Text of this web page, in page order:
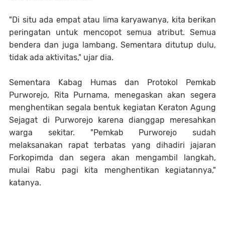
"Di situ ada empat atau lima karyawanya, kita berikan
peringatan untuk mencopot semua atribut. Semua
bendera dan juga lambang. Sementara ditutup dulu,
tidak ada aktivitas," ujar dia.
Sementara Kabag Humas dan Protokol Pemkab
Purworejo, Rita Purnama, menegaskan akan segera
menghentikan segala bentuk kegiatan Keraton Agung
Sejagat di Purworejo karena dianggap meresahkan
warga sekitar. "Pemkab Purworejo sudah
melaksanakan rapat terbatas yang dihadiri jajaran
Forkopimda dan segera akan mengambil langkah,
mulai Rabu pagi kita menghentikan kegiatannya,"
katanya.